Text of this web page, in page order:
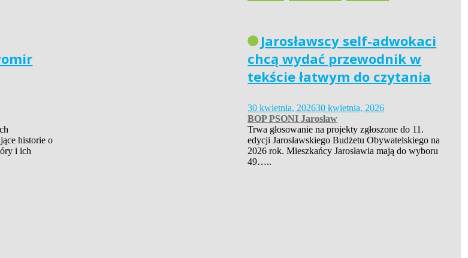
historie o
i ich
Jarosławscy self-adwokaci
chcą wydać przewodnik w
tekście łatwym do czytania
30 kwietnia, 202630 kwietnia, 2026
BOP PSONI Jarosław
Trwa głosowanie na projekty zgłoszone do 11.
edycji Jarosławskiego Budżetu Obywatelskiego na
2026 rok. Mieszkańcy Jarosławia mają do wyboru
49…..